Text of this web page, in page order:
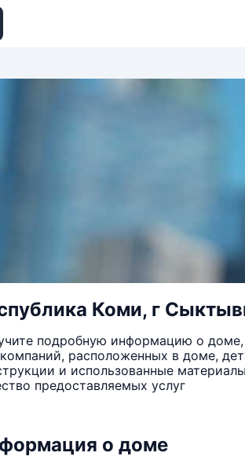
Коми, г
подробную информацию о доме,
расположенных в доме,
и использованные
предоставляемых услуг
о доме